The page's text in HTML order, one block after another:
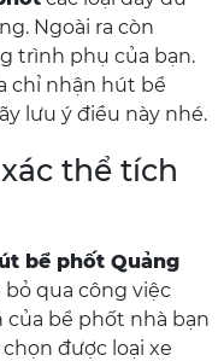
Ngoài ra còn
trình phụ của bạn.
chỉ nhận hút bể
lưu ý điều này nhé.
thể tích
bể phốt Quảng
qua công việc
của bể phốt nhà bạn
được loại xe